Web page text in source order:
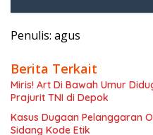
Penulis: agus
Berita Terkait
Miris! Art Di Bawah Umur
Prajurit TNI di Depok
Kasus Dugaan Pelanggaran
Sidang Kode Etik